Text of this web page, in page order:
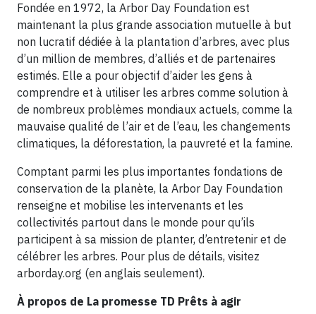
Fondée en 1972, la Arbor Day Foundation est
maintenant la plus grande association mutuelle à but
non lucratif dédiée à la plantation d’arbres, avec plus
d’un million de membres, d’alliés et de partenaires
estimés. Elle a pour objectif d’aider les gens à
comprendre et à utiliser les arbres comme solution à
de nombreux problèmes mondiaux actuels, comme la
mauvaise qualité de l’air et de l’eau, les changements
climatiques, la déforestation, la pauvreté et la famine.
Comptant parmi les plus importantes fondations de
conservation de la planète, la Arbor Day Foundation
renseigne et mobilise les intervenants et les
collectivités partout dans le monde pour qu’ils
participent à sa mission de planter, d’entretenir et de
célébrer les arbres. Pour plus de détails, visitez
arborday.org (en anglais seulement).
À propos de La promesse TD Prêts à agir